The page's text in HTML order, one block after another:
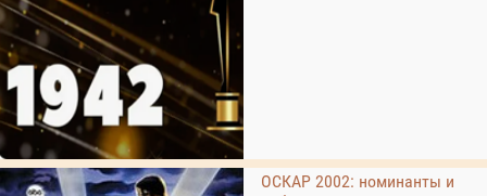
ОСКАР 2002: номинанты и